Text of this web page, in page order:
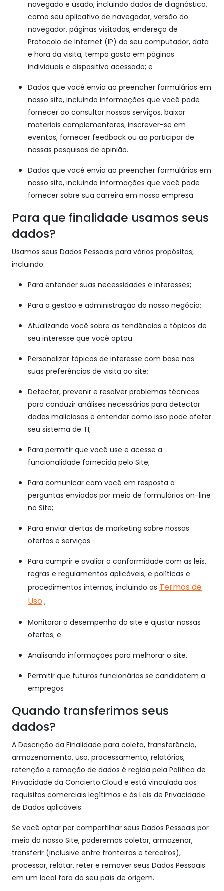
navegado e usado, incluindo dados de diagnóstico,
como seu aplicativo de navegador, versão do
navegador, páginas visitadas, endereço de
Protocolo de Internet (IP) do seu computador, data
e hora da visita, tempo gasto em páginas
individuais e dispositivo acessado; e
Dados que você envia ao preencher formulários em
nosso site, incluindo informações que você pode
fornecer ao consultar nossos serviços, baixar
materiais complementares, inscrever-se em
eventos, fornecer feedback ou ao participar de
nossas pesquisas de opinião.
Dados que você envia ao preencher formulários em
nosso site, incluindo informações que você pode
fornecer sobre sua carreira em nossa empresa
Para que finalidade usamos seus
dados?
Usamos seus Dados Pessoais para vários propósitos,
incluindo:
Para entender suas necessidades e interesses;
Para a gestão e administração do nosso negócio;
Atualizando você sobre as tendências e tópicos de
seu interesse que você optou
Personalizar tópicos de interesse com base nas
suas preferências de visita ao site;
Detectar, prevenir e resolver problemas técnicos
para conduzir análises necessárias para detectar
dados maliciosos e entender como isso pode afetar
seu sistema de TI;
Para permitir que você use e acesse a
funcionalidade fornecida pelo Site;
Para comunicar com você em resposta a
perguntas enviadas por meio de formulários on-line
no Site;
Para enviar alertas de marketing sobre nossas
ofertas e serviços
Para cumprir e avaliar a conformidade com as leis,
regras e regulamentos aplicáveis, e políticas e
procedimentos internos, incluindo os Termos de
Uso ;
Monitorar o desempenho do site e ajustar nossas
ofertas; e
Analisando informações para melhorar o site.
Permitir que futuros funcionários se candidatem a
empregos
Quando transferimos seus
dados?
A Descrição da Finalidade para coleta, transferência,
armazenamento, uso, processamento, relatórios,
retenção e remoção de dados é regida pela Política de
Privacidade da Concierto.Cloud e está vinculada aos
requisitos comerciais legítimos e às Leis de Privacidade
de Dados aplicáveis.
Se você optar por compartilhar seus Dados Pessoais por
meio do nosso Site, poderemos coletar, armazenar,
transferir (inclusive entre fronteiras e terceiros),
processar, relatar, reter e remover seus Dados Pessoais
em um local fora do seu país de origem.